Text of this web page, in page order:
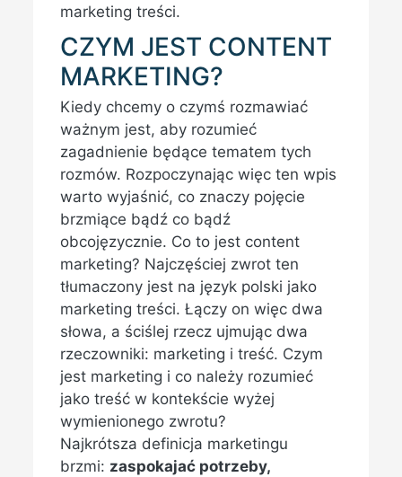
marketing treści.
CZYM JEST CONTENT
MARKETING?
Kiedy chcemy o czymś rozmawiać
ważnym jest, aby rozumieć
zagadnienie będące tematem tych
rozmów. Rozpoczynając więc ten wpis
warto wyjaśnić, co znaczy pojęcie
brzmiące bądź co bądź
obcojęzycznie. Co to jest content
marketing? Najczęściej zwrot ten
tłumaczony jest na język polski jako
marketing treści. Łączy on więc dwa
słowa, a ściślej rzecz ujmując dwa
rzeczowniki: marketing i treść. Czym
jest marketing i co należy rozumieć
jako treść w kontekście wyżej
wymienionego zwrotu?
Najkrótsza definicja marketingu
brzmi: zaspokajać potrzeby,